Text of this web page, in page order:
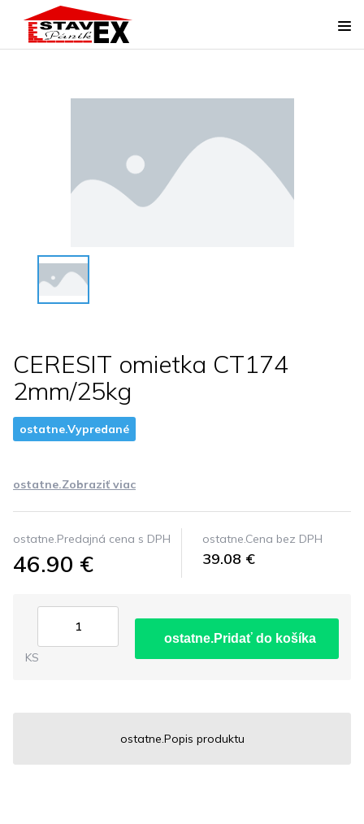
CERESIT omietka CT174
2mm/25kg
ostatne.Vypredané
ostatne.Zobraziť viac
ostatne.Predajná cena s DPH
46.90 €
ostatne.Cena bez DPH
39.08 €
KS
ostatne.Pridať do košíka
ostatne.Popis produktu